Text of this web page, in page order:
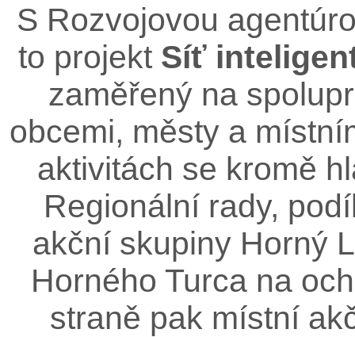
S Rozvojovou
to projekt Síť
zaměřený na
obcemi, městy a
aktivitách se kromě
Regionální rady,
akční skupiny Horný
Horného Turca na
straně pak místní